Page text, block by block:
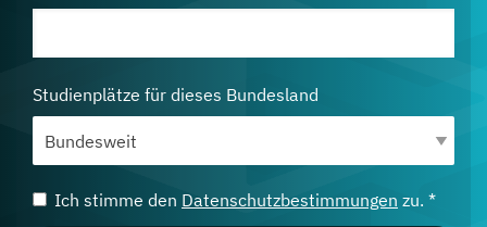
Studienplätze für dieses Bundesland
Ich stimme den Datenschutzbestimmungen zu. *